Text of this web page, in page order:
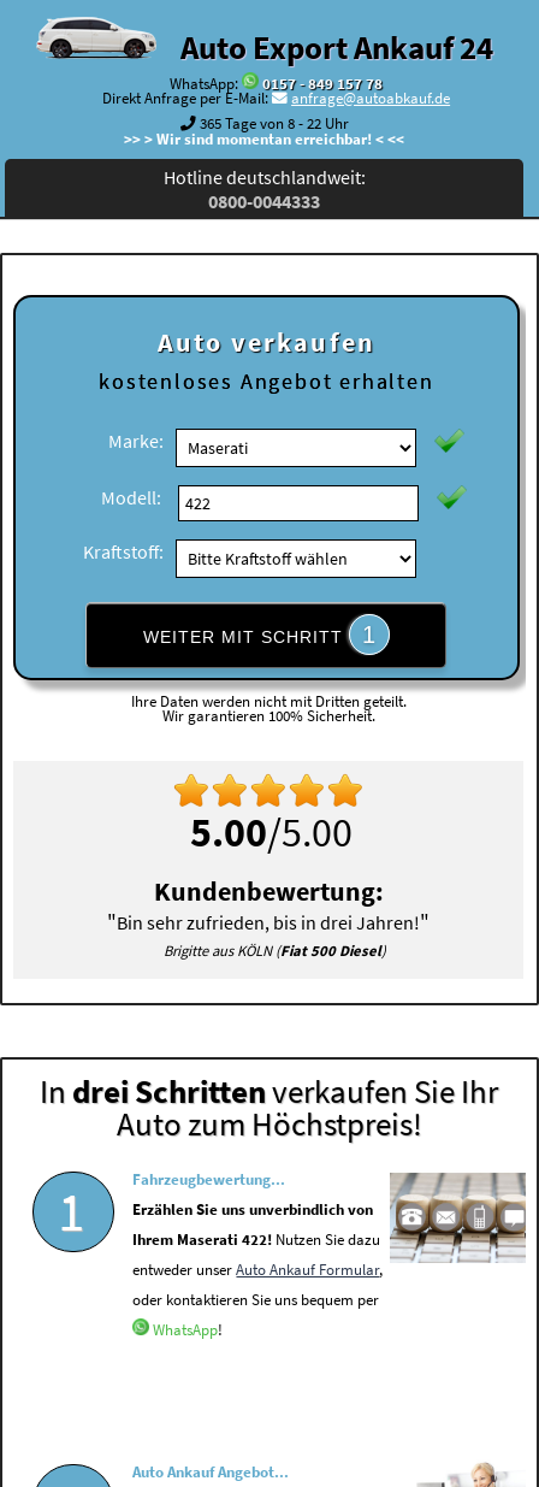
Auto Export Ankauf 24
WhatsApp:
0157 - 849 157 78
Direkt Anfrage per E-Mail:
anfrage@autoabkauf.de
365 Tage von 8 - 22 Uhr
>> > Wir sind momentan erreichbar! < <<
Hotline deutschlandweit:
0800-0044333
Auto verkaufen
kostenloses Angebot erhalten
Marke:
Modell:
Kraftstoff:
WEITER MIT SCHRITT 1
Ihre Daten werden nicht mit Dritten geteilt.
Wir garantieren 100% Sicherheit.
5.00/5.00
Kundenbewertung:
"Bin sehr zufrieden, bis in drei Jahren!"
Brigitte aus KÖLN (Fiat 500 Diesel)
In drei Schrittenverkaufen Sie Ihr
Auto zum Höchstpreis!
1
Fahrzeugbewertung...
Erzählen Sie uns unverbindlich von
Ihrem Maserati 422! Nutzen Sie dazu
entweder unserAuto Ankauf Formular,
oder kontaktieren Sie uns bequem per
WhatsApp!
Auto Ankauf Angebot...